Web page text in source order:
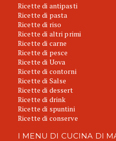
Ricette di antipasti
Ricette di pasta
Ricette di riso
Ricette di altri primi
Ricette di carne
Ricette di pesce
Ricette di Uova
Ricette di contorni
Ricette di Salse
Ricette di dessert
Ricette di drink
Ricette di spuntini
Ricette di conserve
I MENU DI CUCINA DI